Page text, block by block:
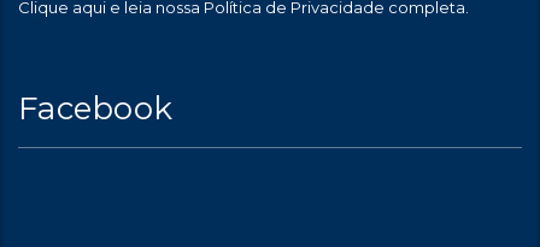
Clique aqui e leia nossa Política de Privacidade completa.
Facebook